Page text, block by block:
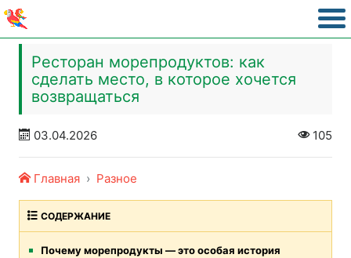
Ресторан морепродуктов: как
сделать место, в которое хочется
возвращаться
03.04.2026 105
Главная Разное
СОДЕРЖАНИЕ
Почему морепродукты — это особая история